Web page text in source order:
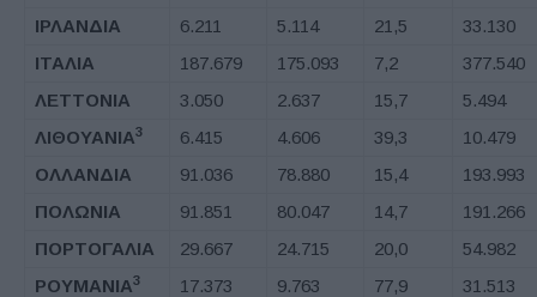
ΙΡΛΑΝΔΙΑ
6.211 5.114 21,5
33.130
ΙΤΑΛΙΑ
187.679 175.093 7,2
377.540
ΛΕΤΤΟΝΙΑ
3.050 2.637 15,7
5.494
ΛΙΘΟΥΑΝΙΑ3 6.415 4.606 39,3
10.479
ΟΛΛΑΝΔΙΑ
91.036 78.880 15,4
193.993
ΠΟΛΩΝΙΑ
91.851 80.047 14,7
191.266
ΠΟΡΤΟΓΑΛΙΑ
29.667 24.715 20,0
54.982
ΡΟΥΜΑΝΙΑ3 17.373 9.763 77,9
31.513